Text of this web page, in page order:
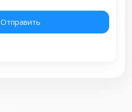
Отправить